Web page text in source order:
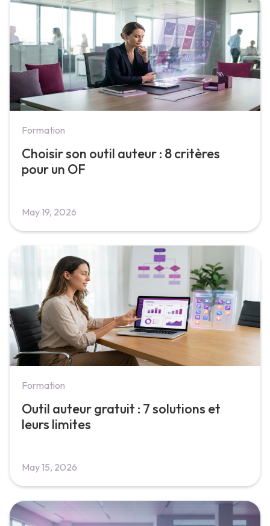
Formation
Choisir son outil auteur : 8 critères
pour un OF
May 19, 2026
Formation
Outil auteur gratuit : 7 solutions et
leurs limites
May 15, 2026